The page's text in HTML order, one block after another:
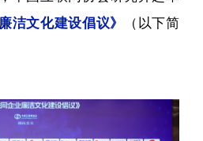
洁文化建设倡议》
（以下简